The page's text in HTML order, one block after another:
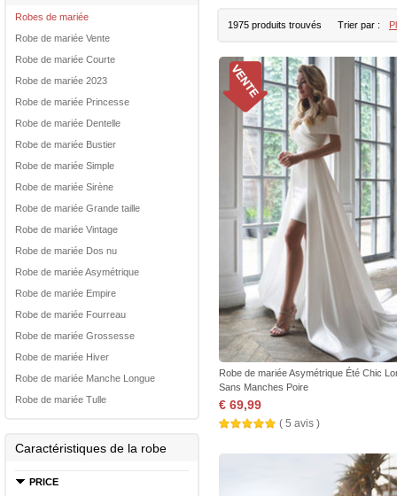
Robes de mariée
Robe de mariée Vente
Robe de mariée Courte
Robe de mariée 2023
Robe de mariée Princesse
Robe de mariée Dentelle
Robe de mariée Bustier
Robe de mariée Simple
Robe de mariée Sirène
Robe de mariée Grande taille
Robe de mariée Vintage
Robe de mariée Dos nu
Robe de mariée Asymétrique
Robe de mariée Empire
Robe de mariée Fourreau
Robe de mariée Grossesse
Robe de mariée Hiver
Robe de mariée Manche Longue
Robe de mariée Tulle
Caractéristiques de la robe
PRICE
1975 produits trouvés Trier par :
Robe de mariée Asymétrique Été Chic
Sans Manches Poire
€ 69,99
( 5 avis )